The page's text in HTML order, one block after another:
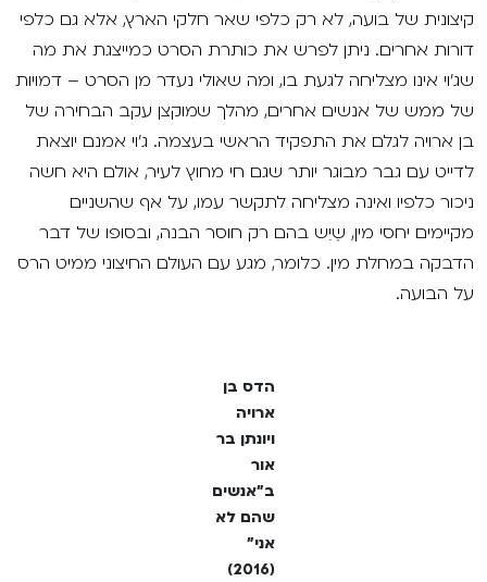
קיצונית של בועה, לא רק כלפי שאר חלקי הארץ, אלא גם כלפי
דורות אחרים. ניתן לפרש את כותרת הסרט כמייצגת את מה
שג'וי אינו מצליחה לגעת בו, ומה שאולי נעדר מן הסרט – דמויות
של ממש של אנשים אחרים, מהלך שמוקצן עקב הבחירה של
בן ארויה לגלם את התפקיד הראשי בעצמה. ג'וי אמנם יוצאת
לדייט עם גבר מבוגר יותר שגם חי מחוץ לעיר, אולם היא חשה
ניכור כלפיו ואינה מצליחה לתקשר עמו, על אף שהשניים
מקיימים יחסי מין, שֶיֵש בהם רק חוסר הבנה, ובסופו של דבר
הדבקה במחלת מין. כלומר, מגע עם העולם החיצוני ממיט הרס
על הבועה.
הדס בן
ארויה
ויונתן בר
אור
ב"אנשים
שהם לא
אני"
(2016)